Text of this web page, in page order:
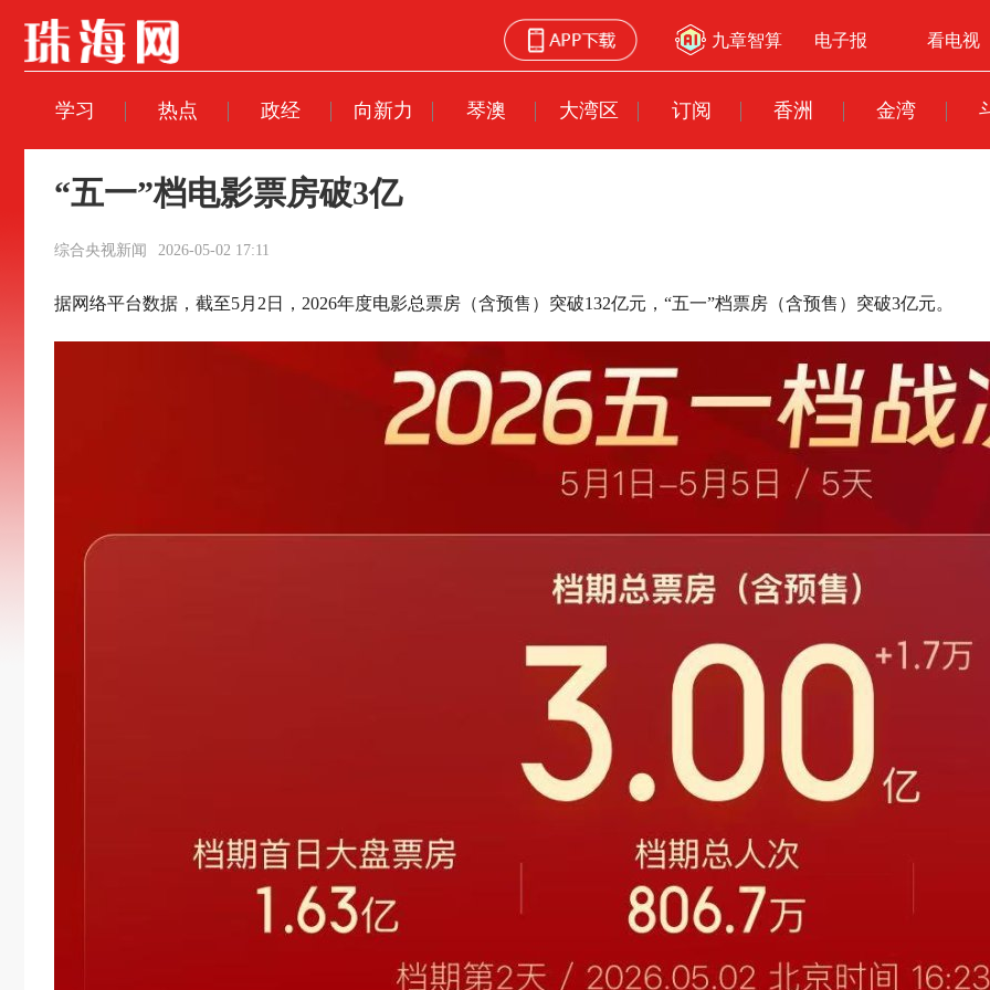
九章智算 电子报 看电视
学习 热点 政经 向新力 琴澳 大湾区 订阅 香洲 金湾
“五一”档电影票房破3亿
综合央视新闻 2026-05-02 17:11
据网络平台数据，截至5月2日，2026年度电影总票房（含预售）突破132亿元，“五一”档票房（含预售）突破3亿元。